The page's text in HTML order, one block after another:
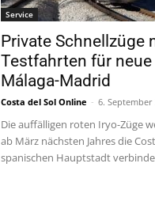
Service
Private Schnellzüge
Testfahrten für
Málaga-Madrid
Costa del Sol Online - 6. September
Die auffälligen roten Iryo-Züge
ab März nächsten Jahres die
spanischen Hauptstadt